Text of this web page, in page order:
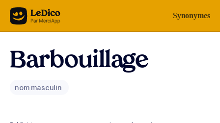
Aller au contenu Synonymes
Barbouillage
nom masculin